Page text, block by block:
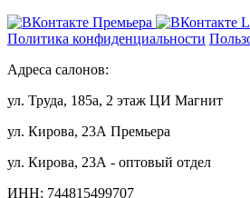
Политика конфиденциальности
Адреса салонов:
ул. Труда, 185а, 2 этаж ЦИ Магнит
ул. Кирова, 23А Премьера
ул. Кирова, 23А - оптовый отдел
ИНН: 744815499707